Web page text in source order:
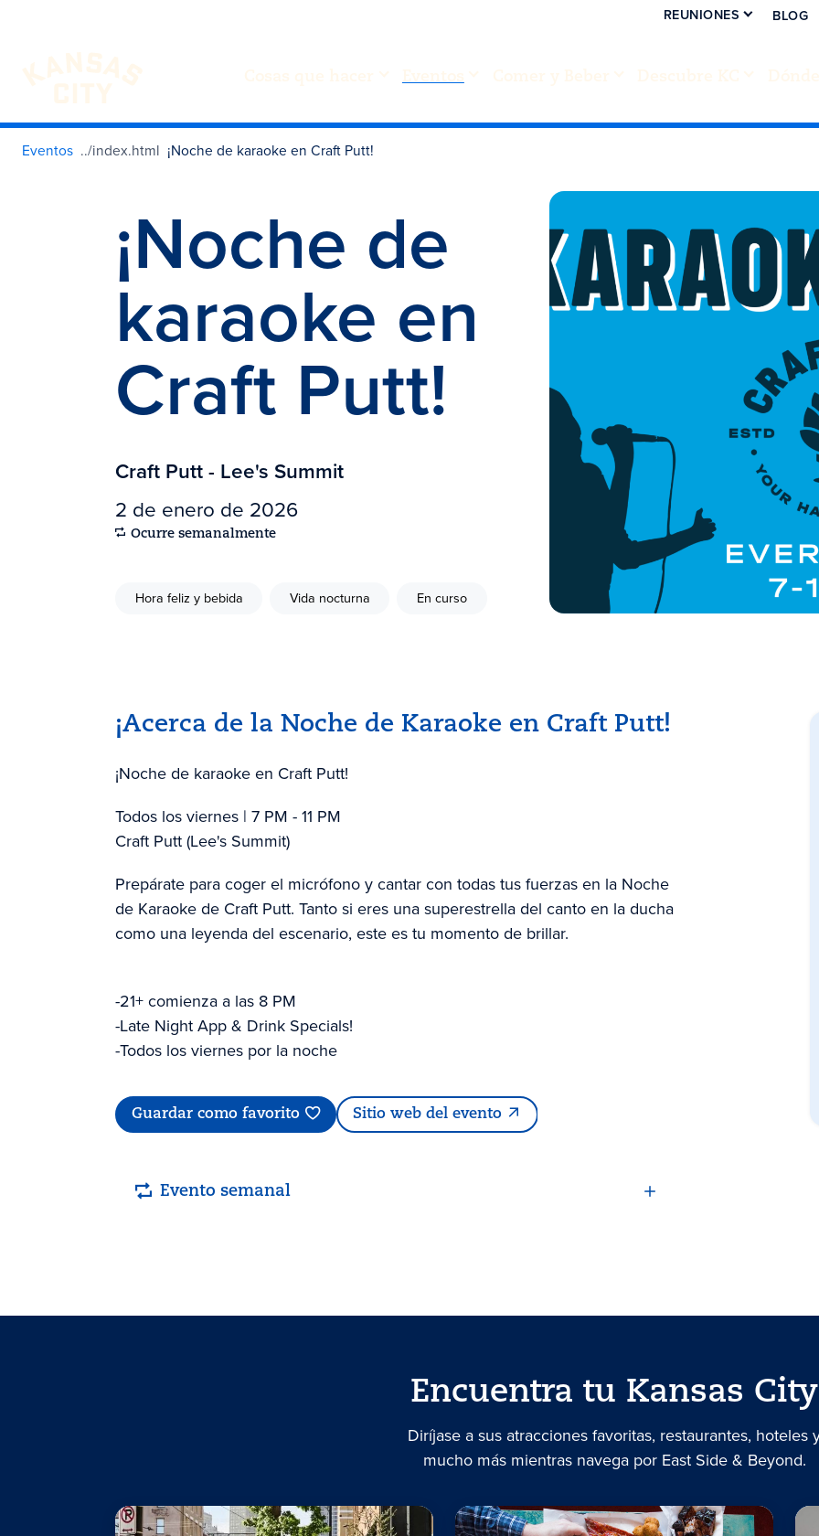
Visita KC
REUNIONES BLOG
Eventos ¡Noche de karaoke en Craft Putt!
¡Noche de
karaoke en
Craft Putt!
Craft Putt - Lee's Summit
2 de enero de 2026
Ocurre semanalmente
Hora feliz y bebida Vida nocturna En curso
¡Acerca de la Noche de Karaoke en Craft Putt!
¡Noche de karaoke en Craft Putt!
Todos los viernes | 7 PM - 11 PM
Craft Putt (Lee's Summit)
Prepárate para coger el micrófono y cantar con todas tus fuerzas en la Noche
de Karaoke de Craft Putt. Tanto si eres una superestrella del canto en la ducha
como una leyenda del escenario, este es tu momento de brillar.
-21+ comienza a las 8 PM
-Late Night App & Drink Specials!
-Todos los viernes por la noche
Guardar como favorito Sitio web del evento
Evento semanal
Encuentra tu Kansas City
Diríjase a sus atracciones favoritas, restaurantes, hoteles
mucho más mientras navega por East Side & Beyond.